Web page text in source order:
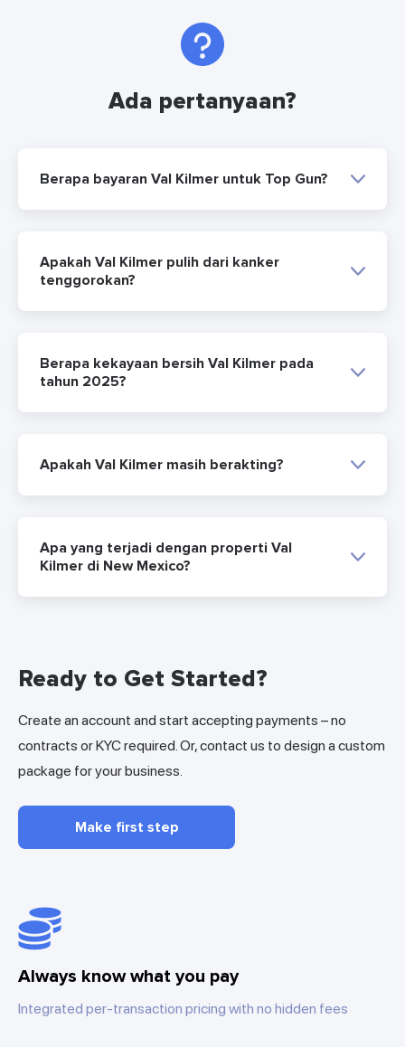
Ada pertanyaan?
Berapa bayaran Val Kilmer untuk Top Gun?
Apakah Val Kilmer pulih dari kanker
tenggorokan?
Berapa kekayaan bersih Val Kilmer pada
tahun 2025?
Apakah Val Kilmer masih berakting?
Apa yang terjadi dengan properti Val
Kilmer di New Mexico?
Ready to Get Started?
Create an account and start accepting payments – no
contracts or KYC required. Or, contact us to design a custom
package for your business.
Make first step
Always know what you pay
Integrated per-transaction pricing with no hidden fees